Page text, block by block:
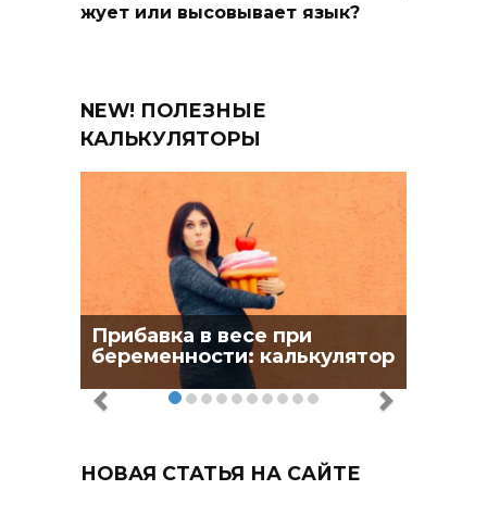
жует или высовывает язык?
NEW! ПОЛЕЗНЫЕ
КАЛЬКУЛЯТОРЫ
Прибавка в весе при
беременности: калькулятор
НОВАЯ СТАТЬЯ НА САЙТЕ